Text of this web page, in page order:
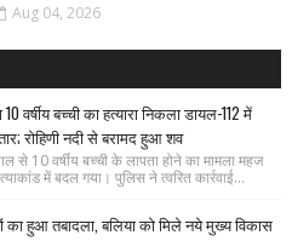
Aug 04, 2026
वर्षीय बच्ची का हत्यारा निकला डायल-112 में
रोहिणी नदी से बरामद हुआ शव
से 10 वर्षीय बच्ची के लापता होने का मामला महज
में बदल गया। पुलिस ने त्वरित कार्रवाई...
हुआ तबादला, बलिया को मिले नये मुख्य विकास